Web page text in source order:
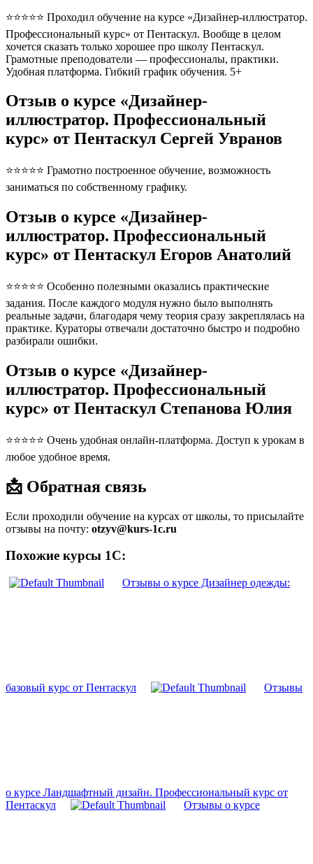
⭐⭐⭐⭐⭐ Проходил обучение на курсе «Дизайнер-иллюстратор.
Профессиональный курс» от Пентаскул. Вообще в целом
хочется сказать только хорошее про школу Пентаскул.
Грамотные преподователи — профессионалы, практики.
Удобная платформа. Гибкий график обучения. 5+
Отзыв о курсе «Дизайнер-
иллюстратор. Профессиональный
курс» от Пентаскул Сергей Увранов
⭐⭐⭐⭐⭐ Грамотно построенное обучение, возможность
заниматься по собственному графику.
Отзыв о курсе «Дизайнер-
иллюстратор. Профессиональный
курс» от Пентаскул Егоров Анатолий
⭐⭐⭐⭐⭐ Особенно полезными оказались практические
задания. После каждого модуля нужно было выполнять
реальные задачи, благодаря чему теория сразу закреплялась на
практике. Кураторы отвечали достаточно быстро и подробно
разбирали ошибки.
Отзыв о курсе «Дизайнер-
иллюстратор. Профессиональный
курс» от Пентаскул Степанова Юлия
⭐⭐⭐⭐⭐ Очень удобная онлайн-платформа. Доступ к урокам в
любое удобное время.
📩 Обратная связь
Если проходили обучение на курсах от школы, то присылайте
отзывы на почту: otzyv@kurs-1c.ru
Похожие курсы 1С:
Отзывы о курсе Дизайнер одежды:
базовый курс от Пентаскул Отзывы
о курсе Ландшафтный дизайн. Профессиональный курс от
Пентаскул
Отзывы о курсе